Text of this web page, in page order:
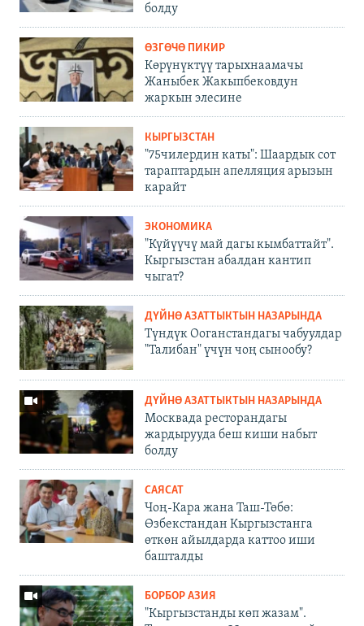
болду
ӨЗГӨЧӨ ПИКИР
Көрүнүктүү тарыхнаамачы
Жаныбек Жакыпбековдун
жаркын элесине
КЫРГЫЗСТАН
"75чилердин каты": Шаардык сот
тараптардын апелляция арызын
карайт
ЭКОНОМИКА
"Күйүүчү май дагы кымбаттайт".
Кыргызстан абалдан кантип
чыгат?
ДҮЙНӨ АЗАТТЫКТЫН НАЗАРЫНДА
Түндүк Ооганстандагы чабуулдар
"Талибан" үчүн чоң сынообу?
ДҮЙНӨ АЗАТТЫКТЫН НАЗАРЫНДА
Москвада ресторандагы
жардырууда беш киши набыт
болду
САЯСАТ
Чоң-Кара жана Таш-Төбө:
Өзбекстандан Кыргызстанга
өткөн айылдарда каттоо иши
башталды
БОРБОР АЗИЯ
"Кыргызстанды көп жазам".